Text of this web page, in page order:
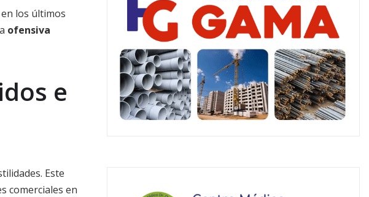
los últimos
ofensiva
e
Este
comerciales en